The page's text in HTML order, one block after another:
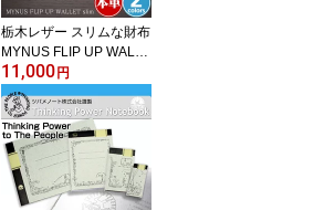
栃木レザー スリムな財布
MYNUS FLIP UP WALLE
T slim フリップアップウ
ォレット スリム 厚さ6m
m 片手で握るだけでお金
が出せる 本革 財布 さい
ふ MYNUS マイナスブラ
ンド
11,000円